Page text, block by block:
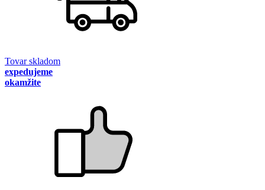
Tovar skladom
expedujeme
okamžite